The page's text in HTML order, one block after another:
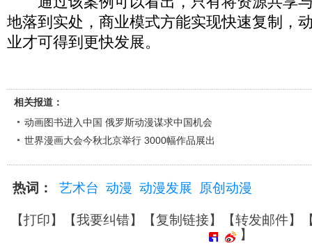
地落到实处，商业模式方能实现快速复制，
业才可得到更快发展。
相关报道：
动画图书进入中国 俄罗斯动漫谋求中国机会
世界漫画大会今秋北京举行 3000幅作品展出
热词： 艺术台 动漫 动漫发展 原创动漫
【打印】【我要纠错】【复制链接】【转发邮件】
】